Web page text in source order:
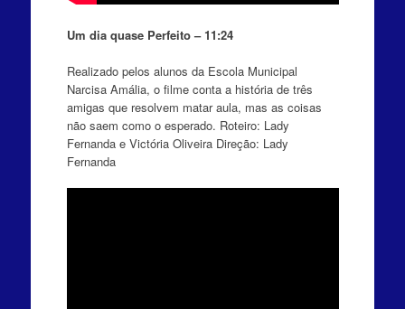
Um dia quase Perfeito – 11:24
Realizado pelos alunos da Escola Municipal
Narcisa Amália, o filme conta a história de três
amigas que resolvem matar aula, mas as coisas
não saem como o esperado. Roteiro: Lady
Fernanda e Victória Oliveira Direção: Lady
Fernanda